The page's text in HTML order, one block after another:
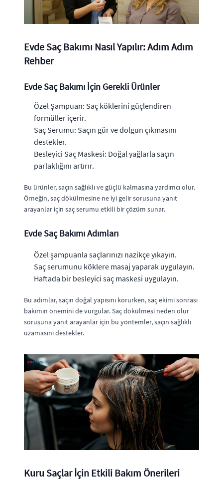
Evde Saç Bakımı Nasıl Yapılır: Adım Adım
Rehber
Evde Saç Bakımı İçin Gerekli Ürünler
Özel Şampuan: Saç köklerini güçlendiren
formüller içerir.
Saç Serumu: Saçın gür ve dolgun çıkmasını
destekler.
Besleyici Saç Maskesi: Doğal yağlarla saçın
parlaklığını artırır.
Bu ürünler, saçın sağlıklı ve güçlü kalmasına yardımcı olur.
Örneğin, saç dökülmesine ne iyi gelir sorusuna yanıt
arayanlar için saç serumu etkili bir çözüm sunar.
Evde Saç Bakımı Adımları
Özel şampuanla saçlarınızı nazikçe yıkayın.
Saç serumunu köklere masaj yaparak uygulayın.
Haftada bir besleyici saç maskesi uygulayın.
Bu adımlar, saçın doğal yapısını korurken, saç ekimi sonrası
bakımın önemini de vurgular. Saç dökülmesi neden olur
sorusuna yanıt arayanlar için bu yöntemler, saçın sağlıklı
uzamasını destekler.
Kuru Saçlar İçin Etkili Bakım Önerileri